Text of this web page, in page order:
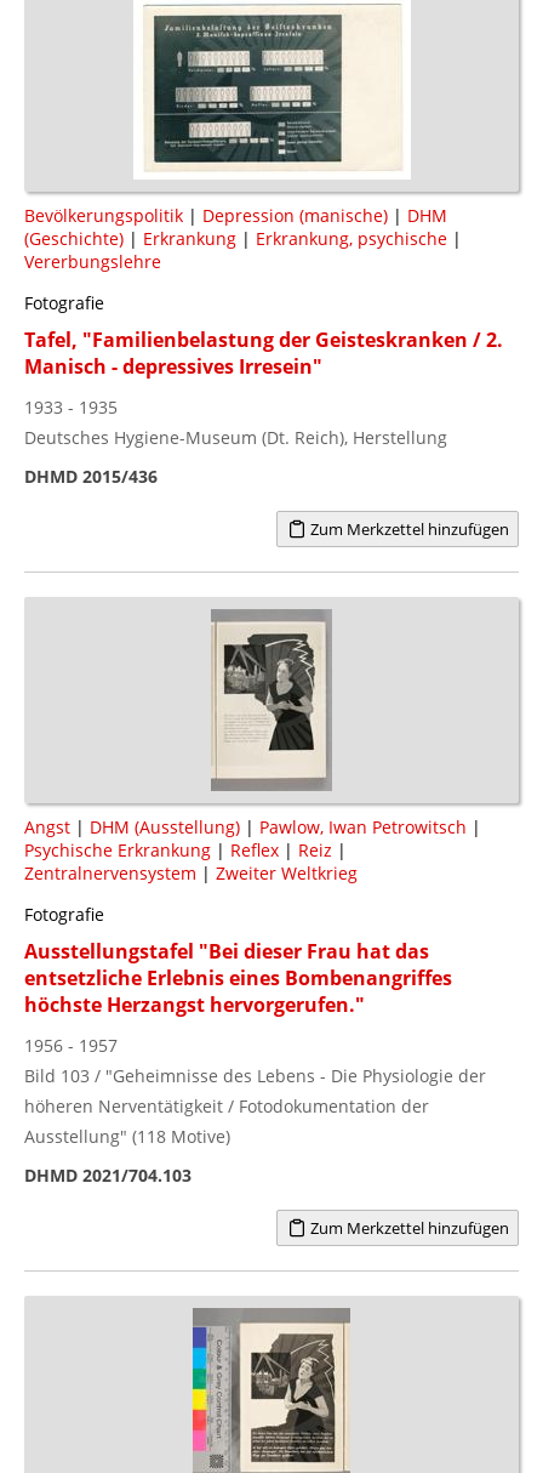
Bevölkerungspolitik | Depression (manische) | DHM
(Geschichte) | Erkrankung | Erkrankung, psychische |
Vererbungslehre
Fotografie
Tafel, "Familienbelastung der Geisteskranken / 2.
Manisch - depressives Irresein"
1933 - 1935
Deutsches Hygiene-Museum (Dt. Reich), Herstellung
DHMD 2015/436
Zum Merkzettel hinzufügen
Angst | DHM (Ausstellung) | Pawlow, Iwan Petrowitsch |
Psychische Erkrankung | Reflex | Reiz |
Zentralnervensystem | Zweiter Weltkrieg
Fotografie
Ausstellungstafel "Bei dieser Frau hat das
entsetzliche Erlebnis eines Bombenangriffes
höchste Herzangst hervorgerufen."
1956 - 1957
Bild 103 / "Geheimnisse des Lebens - Die Physiologie der
höheren Nerventätigkeit / Fotodokumentation der
Ausstellung" (118 Motive)
DHMD 2021/704.103
Zum Merkzettel hinzufügen